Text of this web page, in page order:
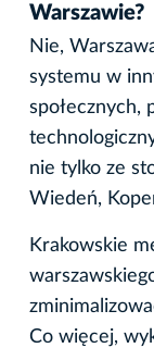
Warszawie?
Nie,
systemu w
społecznych,
nie tylko ze
Wiedeń,
Krakowskie
Co więcej,